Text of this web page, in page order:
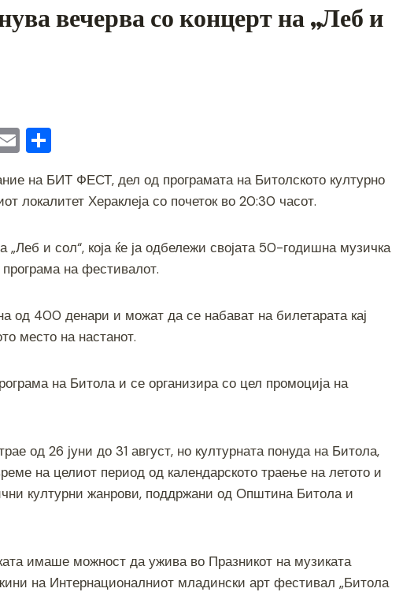
вечерва со концерт на „Леб и
E
ai
l
ar
e
на БИТ ФЕСТ, дел од програмата на Битолското културно
локалитет Хераклеја со почеток во 20:30 часот.
„Леб и сол“, која ќе ја одбележи својата 50-годишна музичка
на фестивалот.
од 400 денари и можат да се набават на билетарата кај
место на настанот.
на Битола и се организира со цел промоција на
од 26 јуни до 31 август, но културната понуда на Битола,
на целиот период од календарското траење на летото и
културни жанрови, поддржани од Општина Битола и
имаше можност да ужива во Празникот на музиката
на Интернационалниот младински арт фестивал „Битола